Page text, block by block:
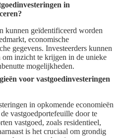
in
kunnen geïdentificeerd worden
economische
gegevens. Investeerders kunnen
inzicht te krijgen in de unieke
mogelijkheden.
voor vastgoedinvesteringen
in opkomende economieën
vastgoedportefeuille door te
vastgoed, zoals residentieel,
is het cruciaal om grondig